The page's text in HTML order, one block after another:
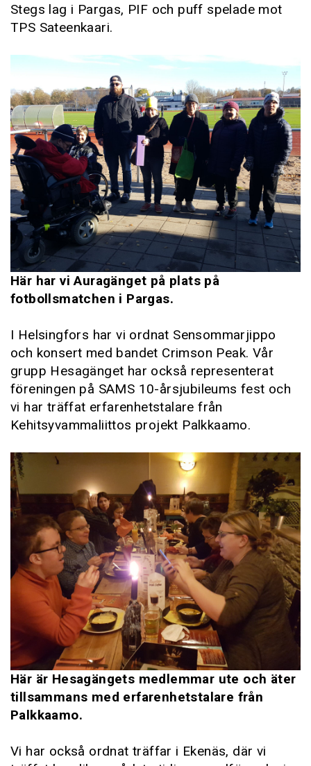
Stegs lag i Pargas, PIF och puff spelade mot
TPS Sateenkaari.
Här har vi Auragänget på plats på
fotbollsmatchen i Pargas.
I Helsingfors har vi ordnat Sensommarjippo
och konsert med bandet Crimson Peak. Vår
grupp Hesagänget har också representerat
föreningen på SAMS 10-årsjubileums fest och
vi har träffat erfarenhetstalare från
Kehitsyvammaliittos projekt Palkkaamo.
Här är Hesagängets medlemmar ute och äter
tillsammans med erfarenhetstalare från
Palkkaamo.
Vi har också ordnat träffar i Ekenäs, där vi